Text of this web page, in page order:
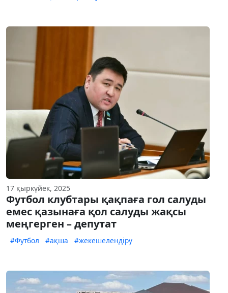
17 қыркүйек, 2025
Футбол клубтары қақпаға гол салуды
емес қазынаға қол салуды жақсы
меңгерген – депутат
#Футбол #ақша #жекешелендіру